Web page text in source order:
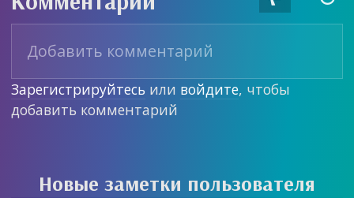
Зарегистрируйтесь или войдите, чтобы
добавить комментарий
Новые заметки пользователя